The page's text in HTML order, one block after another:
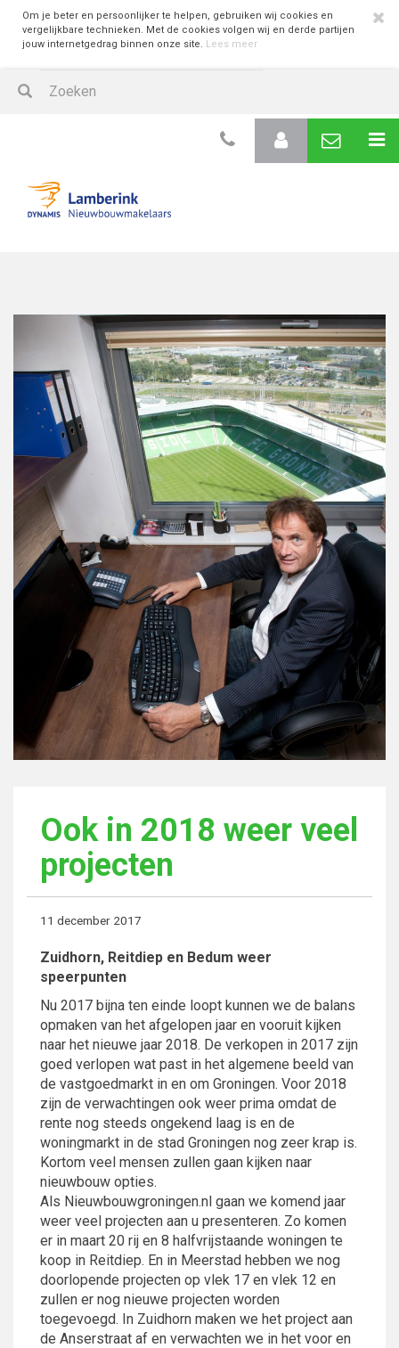
Om je beter en persoonlijker te helpen, gebruiken wij cookies en
vergelijkbare technieken. Met de cookies volgen wij en derde partijen
jouw internetgedrag binnen onze site. Lees meer
Ook in 2018 weer veel
projecten
11 december 2017
Zuidhorn, Reitdiep en Bedum weer
speerpunten
Nu 2017 bijna ten einde loopt kunnen we de balans
opmaken van het afgelopen jaar en vooruit kijken
naar het nieuwe jaar 2018. De verkopen in 2017 zijn
goed verlopen wat past in het algemene beeld van
de vastgoedmarkt in en om Groningen. Voor 2018
zijn de verwachtingen ook weer prima omdat de
rente nog steeds ongekend laag is en de
woningmarkt in de stad Groningen nog zeer krap is.
Kortom veel mensen zullen gaan kijken naar
nieuwbouw opties.
Als Nieuwbouwgroningen.nl gaan we komend jaar
weer veel projecten aan u presenteren. Zo komen
er in maart 20 rij en 8 halfvrijstaande woningen te
koop in Reitdiep. En in Meerstad hebben we nog
doorlopende projecten op vlek 17 en vlek 12 en
zullen er nog nieuwe projecten worden
toegevoegd. In Zuidhorn maken we het project aan
de Anserstraat af en verwachten we in het voor en